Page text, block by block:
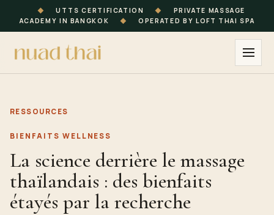
◆ UTTS CERTIFICATION ◆
PRIVATE MASSAGE
ACADEMY IN BANGKOK
◆ OPERATED BY LOFT THAI SPA
RESSOURCES
BIENFAITS WELLNESS
La science derrière le massage
thaïlandais : des bienfaits
étayés par la recherche